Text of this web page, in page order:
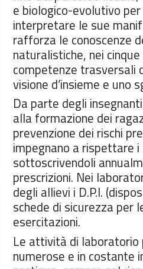
e biologico-evolutivo
interpretare le sue
rafforza le conoscenze
naturalistiche, nei
competenze trasversali
visione d’insieme e uno
Da parte degli
alla formazione dei
prevenzione dei rischi
impegnano a rispettare
sottoscrivendoli
prescrizioni. Nei
degli allievi i D.P.I.
schede di sicurezza per
esercitazioni.
Le attività di laboratorio
numerose e in costante